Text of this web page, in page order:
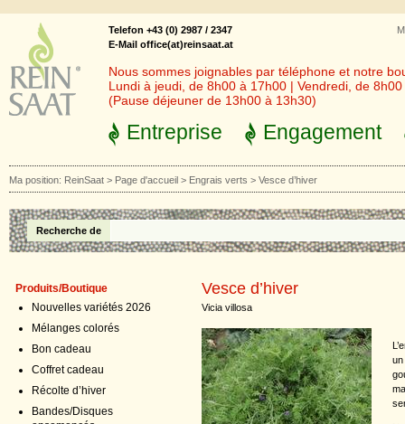
Telefon +43 (0) 2987 / 2347
E-Mail office(at)reinsaat.at
Nous sommes joignables par téléphone et notre
Lundi à jeudi, de 8h00 à 17h00 | Vendredi, de
(Pause déjeuner de 13h00 à 13h30)
Entreprise Engagement
Ma position: ReinSaat > Page d'accueil > Engrais verts > Vesce d’hiver
Recherche de
Produits/Boutique
Nouvelles variétés 2026
Mélanges colorés
Bon cadeau
Coffret cadeau
Récolte d’hiver
Bandes/Disques
Vesce d’hiver
Vicia villosa
un